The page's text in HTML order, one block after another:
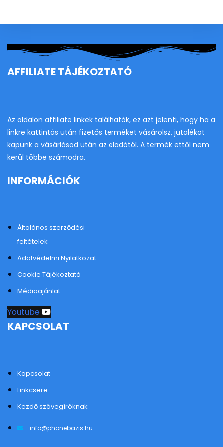
AFFILIATE TÁJÉKOZTATÓ
Az oldalon affiliate linkek találhatók, ez azt jelenti, hogy ha a
linkre kattintás után fizetős terméket vásárolsz, jutalékot
kapunk a vásárlásod után az eladótól. A termék ettől nem
kerül többe számodra.
INFORMÁCIÓK
Általános szerződési
feltételek
Adatvédelmi Nyilatkozat
Cookie Tájékoztató
Médiaajánlat
Youtube
KAPCSOLAT
Kapcsolat
Linkcsere
Kezdő szövegíróknak
info@phonebazis.hu